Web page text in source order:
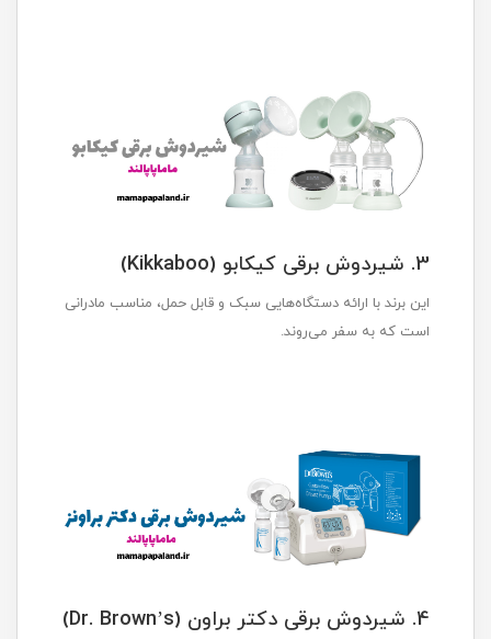
3. شیردوش برقی کیکابو (Kikkaboo)
این برند با ارائه دستگاه‌هایی سبک و قابل حمل، مناسب مادرانی
است که به سفر می‌روند.
4. شیردوش برقی دکتر براون (Dr. Brown’s)